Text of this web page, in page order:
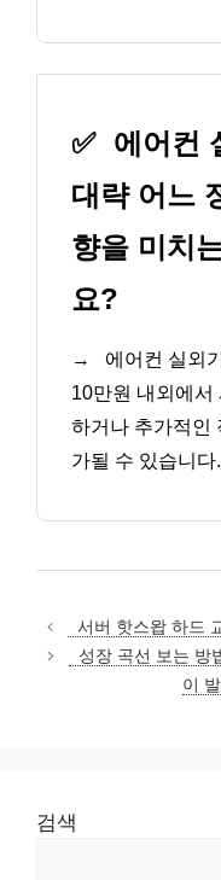
✅ 에어컨
대략 어느
향을 미치
요?
→
에어컨 실외
10만원 내외에서
하거나 추가적인
가될 수 있습니다.
서버 핫스왑 하드
성장 곡선 보는 방
이
검색